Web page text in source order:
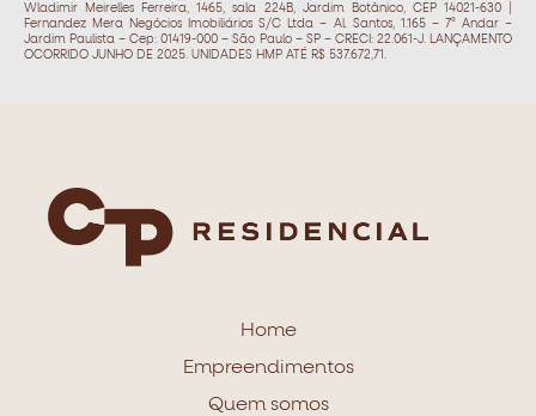
Wladimir Meirelles Ferreira, 1465, sala 224B, Jardim Botânico, CEP 14021-630 |
Fernandez Mera Negócios Imobiliários S/C Ltda – Al. Santos, 1.165 – 7° Andar –
Jardim Paulista – Cep: 01419-000 – São Paulo – SP – CRECI: 22.061-J. LANÇAMENTO
OCORRIDO JUNHO DE 2025. UNIDADES HMP ATÉ R$ 537.672,71.
Home
Empreendimentos
Quem somos